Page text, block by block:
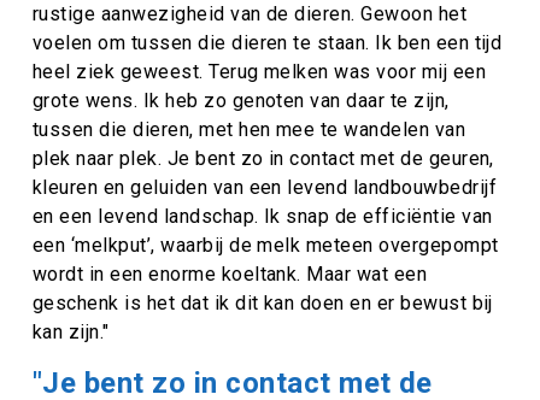
rustige aanwezigheid van de dieren. Gewoon het
voelen om tussen die dieren te staan. Ik ben een tijd
heel ziek geweest. Terug melken was voor mij een
grote wens. Ik heb zo genoten van daar te zijn,
tussen die dieren, met hen mee te wandelen van
plek naar plek. Je bent zo in contact met de geuren,
kleuren en geluiden van een levend landbouwbedrijf
en een levend landschap. Ik snap de efficiëntie van
een ‘melkput’, waarbij de melk meteen overgepompt
wordt in een enorme koeltank. Maar wat een
geschenk is het dat ik dit kan doen en er bewust bij
kan zijn."
"Je bent zo in contact met de